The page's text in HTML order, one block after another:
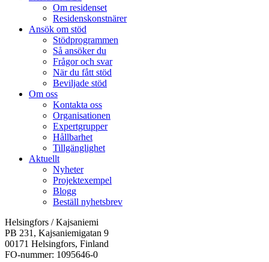
Om residenset
Residenskonstnärer
Ansök om stöd
Stödprogrammen
Så ansöker du
Frågor och svar
När du fått stöd
Beviljade stöd
Om oss
Kontakta oss
Organisationen
Expertgrupper
Hållbarhet
Tillgänglighet
Aktuellt
Nyheter
Projektexempel
Blogg
Beställ nyhetsbrev
Helsingfors / Kajsaniemi
PB 231, Kajsaniemigatan 9
00171 Helsingfors, Finland
FO-nummer: 1095646-0